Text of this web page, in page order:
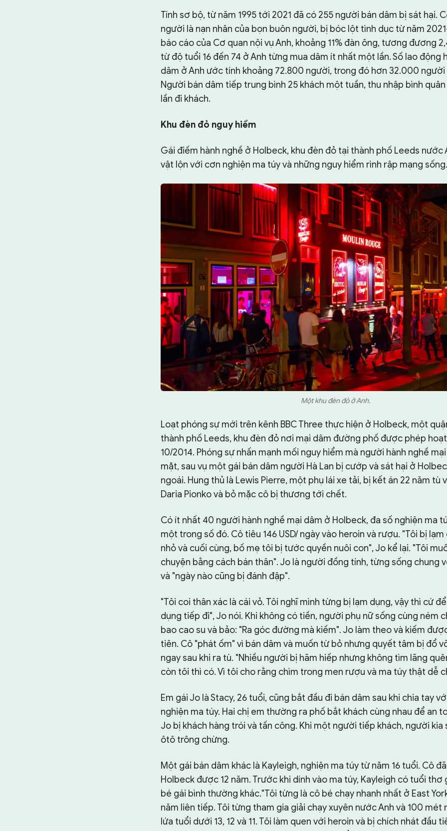
Tính sơ bộ, từ năm 1995 tới 2021 đã có 255 người bán dâm bị sát hại.
người là nạn nhân của bọn buôn người, bị bóc lột tình dục từ năm
báo cáo của Cơ quan nội vụ Anh, khoảng 11% đàn ông, tương đương
từ độ tuổi 16 đến 74 ở Anh từng mua dâm ít nhất một lần. Số lao động
dâm ở Anh ước tính khoảng 72.800 người, trong đó hơn 32.000 người
Người bán dâm tiếp trung bình 25 khách một tuần, thu nhập bình quân
lần đi khách.
Khu đèn đỏ nguy hiểm
Gái điếm hành nghề ở Holbeck, khu đèn đỏ tại thành phố Leeds nước
vật lộn với cơn nghiện ma túy và những nguy hiểm rình rập mạng sống.
Một khu đèn đỏ ở Anh.
Loạt phóng sự mới trên kênh BBC Three thực hiện ở Holbeck, một
thành phố Leeds, khu đèn đỏ nơi mại dâm đường phố được phép
10/2014. Phóng sự nhấn mạnh mối nguy hiểm mà người hành nghề
mặt, sau vụ một gái bán dâm người Hà Lan bị cướp và sát hại ở
ngoái. Hung thủ là Lewis Pierre, một phụ lái xe tải, bị kết án 22 năm tù
Daria Pionko và bỏ mặc cô bị thương tới chết.
Có ít nhất 40 người hành nghề mại dâm ở Holbeck, đa số nghiện ma
một trong số đó. Cô tiêu 146 USD/ ngày vào heroin và rượu. "Tôi bị
nhỏ và cuối cùng, bố mẹ tôi bị tước quyền nuôi con", Jo kể lại. "Tôi
chuyện bằng cách bán thân". Jo là người đồng tính, từng sống chung
và "ngày nào cũng bị đánh đập".
"Tôi coi thân xác là cái vỏ. Tôi nghĩ mình từng bị lạm dụng, vậy thì cứ
dụng tiếp đi", Jo nói. Khi không có tiền, người phụ nữ sống cùng ném
bao cao su và bảo: "Ra góc đường mà kiếm". Jo làm theo và kiếm
tiên. Cô "phát ốm" vì bán dâm và muốn từ bỏ nhưng quyết tâm bị đổ
ngay sau khi ra tù. "Nhiều người bị hãm hiếp nhưng không tìm lãng
còn tôi thì có. Vì tôi cho rằng chìm trong men rượu và ma túy thật dễ
Em gái Jo là Stacy, 26 tuổi, cũng bắt đầu đi bán dâm sau khi chia tay
nghiện ma túy. Hai chị em thường ra phố bắt khách cùng nhau để an
Jo bị khách hàng trói và tấn công. Khi một người tiếp khách, người kia
ôtô trông chừng.
Một gái bán dâm khác là Kayleigh, nghiện ma túy từ năm 16 tuổi. Cô
Holbeck được 12 năm. Trước khi dính vào ma túy, Kayleigh có tuổi thơ
bé gái bình thường khác."Tôi từng là cô bé chạy nhanh nhất ở East
năm liên tiếp. Tôi từng tham gia giải chạy xuyên nước Anh và 100 mét
lứa tuổi dưới 13, 12 và 11. Tôi làm quen với heroin và bị chích nhát đầu